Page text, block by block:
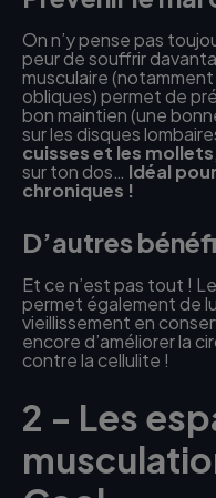
On n’y pense pas
peur de souffrir
musculaire
obliques) permet de
bon maintien (une
sur les disques
cuisses et les mollets
sur ton dos… Idéal
chroniques !
D’autres
Et ce n’est pas tout !
permet également de
vieillissement en
encore d’améliorer la
contre la cellulite !
2 - Les